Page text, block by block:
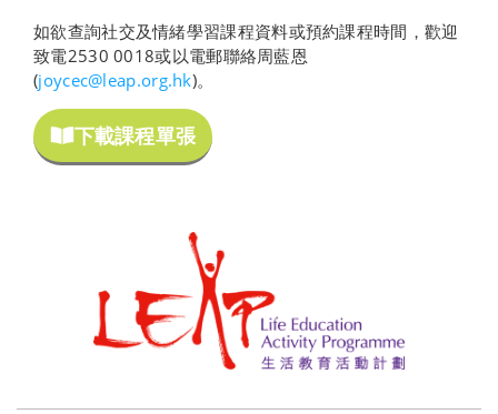
如欲查詢社交及情緒學習課程資料或預約課程時間，歡迎
致電2530 0018或以電郵聯絡周藍恩
(joycec@leap.org.hk)。
下載課程單張